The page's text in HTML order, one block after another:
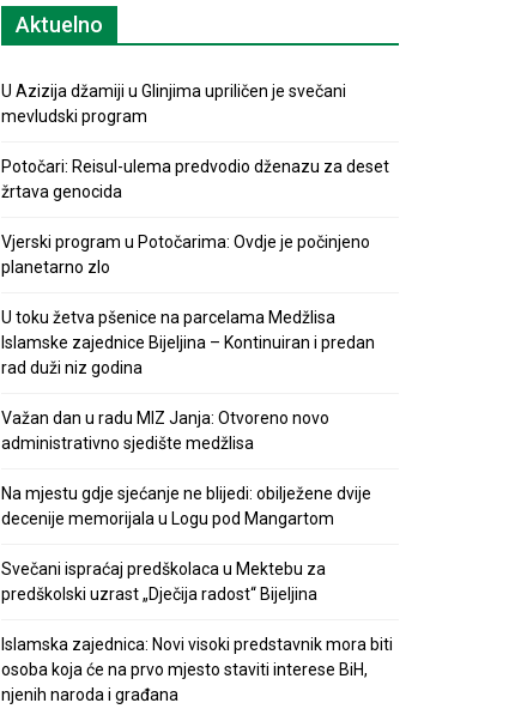
Aktuelno
U Azizija džamiji u Glinjima upriličen je svečani
mevludski program
Potočari: Reisul-ulema predvodio dženazu za deset
žrtava genocida
Vjerski program u Potočarima: Ovdje je počinjeno
planetarno zlo
U toku žetva pšenice na parcelama Medžlisa
Islamske zajednice Bijeljina – Kontinuiran i predan
rad duži niz godina
Važan dan u radu MIZ Janja: Otvoreno novo
administrativno sjedište medžlisa
Na mjestu gdje sjećanje ne blijedi: obilježene dvije
decenije memorijala u Logu pod Mangartom
Svečani ispraćaj predškolaca u Mektebu za
predškolski uzrast „Dječija radost“ Bijeljina
Islamska zajednica: Novi visoki predstavnik mora biti
osoba koja će na prvo mjesto staviti interese BiH,
njenih naroda i građana